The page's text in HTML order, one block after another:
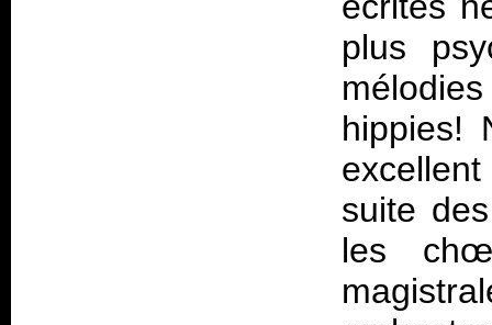
plus
hippies!
suite
les